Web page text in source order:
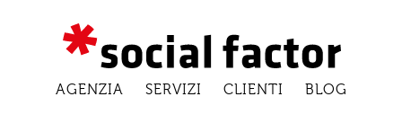
AGENZIA SERVIZI CLIENTI BLOG